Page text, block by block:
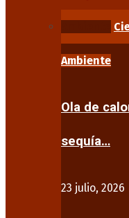
Ambiente
Ola de
sequía…
23 julio, 2026